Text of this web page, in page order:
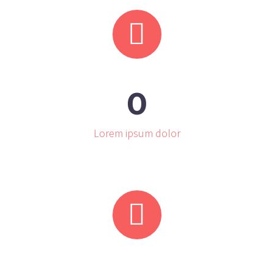


0
Lorem ipsum dolor

